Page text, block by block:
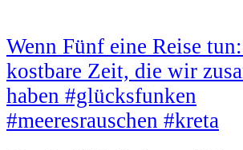
Wenn Fünf eine Reise
kostbare Zeit, die wir
haben #glücksfunken
#meeresrauschen #kreta